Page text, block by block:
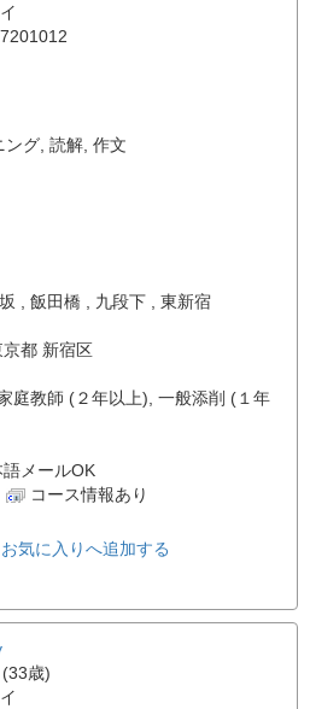
ング 読解 作文
, 飯田橋 , 九段下 , 東新宿
都 新宿区
庭教師 (２年以上), 一般添削 (１年
語メールOK
コース情報あり
お気に入りへ追加する
歳)